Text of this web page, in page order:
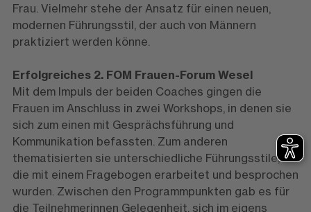
Frau. Vielmehr stehe der Ansatz für einen neuen,
modernen Führungsstil, der auch von Männern
praktiziert werden könne.
Erfolgreiches 2. FOM Frauen-Forum Wesel
Mit dem Impuls der beiden Coaches gingen die
Frauen im Anschluss in zwei Workshops, in denen sie
sich zum einen mit Gesprächsführung und
Kommunikation befassten. Zum anderen
thematisierten sie unterschiedliche Führungsstile,
die mit einem Fragebogen erarbeitet und besprochen
wurden. Zwischen den Programmpunkten gab es für
die Teilnehmerinnen Gelegenheit, sich im eigens